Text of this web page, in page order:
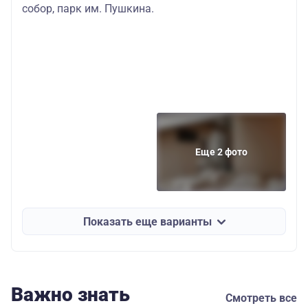
собор, парк им. Пушкина.
Еще 2 фото
Показать еще варианты
Важно знать Смотреть все